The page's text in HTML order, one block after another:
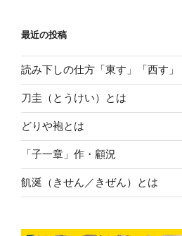
最近の投稿
読み下しの仕方「東す」「西す」
刀圭（とうけい）とは
どりや袍とは
「子一章」作・顧況
飢涎（きせん／きぜん）とは